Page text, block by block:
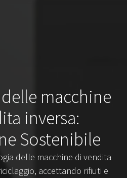
macchine
inversa:
Sostenibile
delle macchine di vendita
accettando rifiuti e